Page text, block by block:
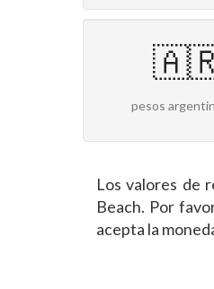
🇦🇷
pesos
Los valores de
Beach. Por
acepta la